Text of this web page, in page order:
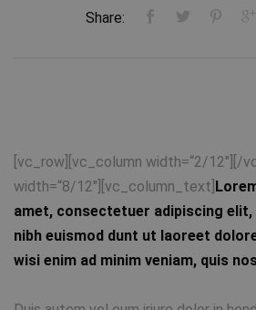
Share:
[vc_row][vc_column width=“2/12″][/
width=“8/12″][vc_column_text]
amet, consectetuer adipiscing elit,
nibh euismod dunt ut laoreet
wisi enim ad minim veniam, quis